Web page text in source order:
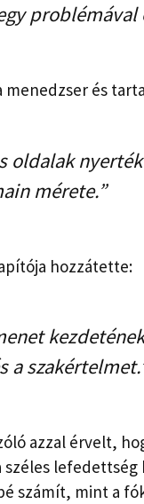
problémával
menedzser és
oldalak
mérete.”
hozzátette:
a
azzal érvelt,
számít, mint a